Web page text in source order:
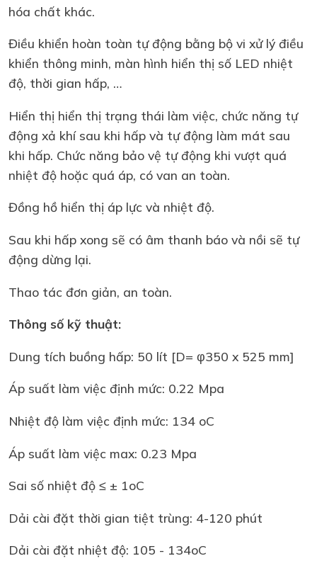
hóa chất khác.
Điều khiển hoàn toàn tự động bằng bộ vi xử lý điều
khiển thông minh, màn hình hiển thị số LED nhiệt
độ, thời gian hấp, …
Hiển thị hiển thị trạng thái làm việc, chức năng tự
động xả khí sau khi hấp và tự động làm mát sau
khi hấp. Chức năng bảo vệ tự động khi vượt quá
nhiệt độ hoặc quá áp, có van an toàn.
Đồng hồ hiển thị áp lực và nhiệt độ.
Sau khi hấp xong sẽ có âm thanh báo và nồi sẽ tự
động dừng lại.
Thao tác đơn giản, an toàn.
Thông số kỹ thuật:
Dung tích buồng hấp: 50 lít [D= φ350 x 525 mm]
Áp suất làm việc định mức: 0.22 Mpa
Nhiệt độ làm việc định mức: 134 oC
Áp suất làm việc max: 0.23 Mpa
Sai số nhiệt độ ≤ ± 1oC
Dải cài đặt thời gian tiệt trùng: 4-120 phút
Dải cài đặt nhiệt độ: 105 - 134oC